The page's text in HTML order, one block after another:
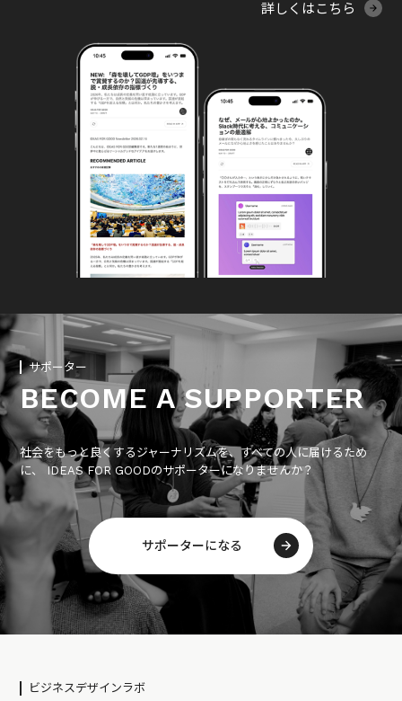
詳しくはこちら
サポーター
BECOME A SUPPORTER
社会をもっと良くするジャーナリズムを、すべての人に届けるため
に、 IDEAS FOR GOODのサポーターになりませんか？
サポーターになる
ビジネスデザインラボ